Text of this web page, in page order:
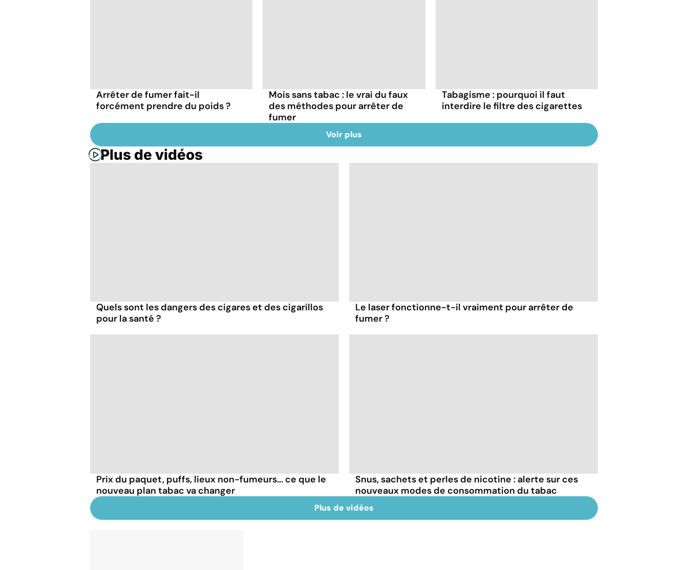
Arrêter de fumer fait-il
forcément prendre du poids ?
Mois sans tabac : le vrai du faux
des méthodes pour arrêter de
fumer
Tabagisme : pourquoi il faut
interdire le filtre des cigarettes
Voir plus
Plus de vidéos
Quels sont les dangers des cigares et des cigarillos
pour la santé ?
Le laser fonctionne-t-il vraiment pour arrêter de
fumer ?
Prix du paquet, puffs, lieux non-fumeurs... ce que le
nouveau plan tabac va changer
Snus, sachets et perles de nicotine : alerte sur ces
nouveaux modes de consommation du tabac
Plus de vidéos